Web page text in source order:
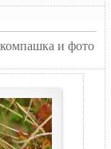
компашка и фото